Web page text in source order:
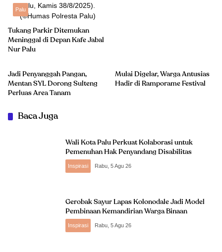
Palu
Tukang Parkir Ditemukan
Meninggal di Depan Kafe Jabal
Nur Palu
Sigi
Jadi Penyanggah Pangan,
Mentan SYL Dorong Sulteng
Perluas Area Tanam
Mulai Digelar, Warga Antusias
Hadir di Ramporame Festival
Baca Juga
Wali Kota Palu Perkuat Kolaborasi untuk
Pemenuhan Hak Penyandang Disabilitas
Inspirasi Rabu, 5 Agu 26
Gerobak Sayur Lapas Kolonodale Jadi Model
Pembinaan Kemandirian Warga Binaan
Inspirasi Rabu, 5 Agu 26